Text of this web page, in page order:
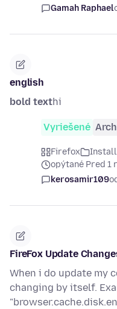
Gamah Raphael
english
bold texthi
Vyriešené
Firefox
opýtané Pred 1
kerosamir109
FireFox Update
When i do update my
changing by itself.